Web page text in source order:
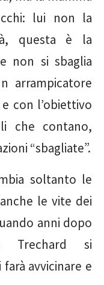
lui non la
questa è la
non si sbaglia
arrampicatore
con l’obiettivo
che contano,
“sbagliate”.
soltanto le
le vite dei
anni dopo
Trechard si
avvicinare e